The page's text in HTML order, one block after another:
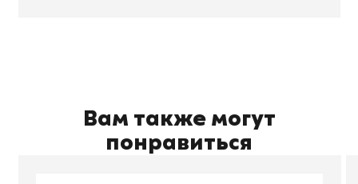
Вам также могут
понравиться